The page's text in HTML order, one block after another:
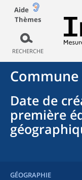
Aide
Thèmes
RECHERCHE
Commune
Date de
première
GÉOGRAPHIE